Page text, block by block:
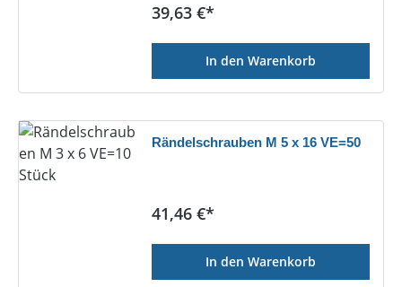
Regulärer Preis:
39,63 €*
In den Warenkorb
Rändelschrauben M 5 x 16 VE=50
Regulärer Preis:
41,46 €*
In den Warenkorb